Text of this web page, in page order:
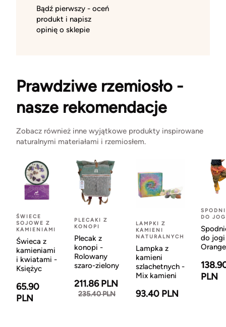
Bądź pierwszy - oceń
produkt i napisz
opinię o sklepie
Prawdziwe rzemiosło -
nasze rekomendacje
Zobacz również inne wyjątkowe produkty inspirowane
naturalnymi materiałami i rzemiosłem.
ŚWIECE
SOJOWE Z
KAMIENIAMI
Świeca z
kamieniami
i kwiatami -
Księżyc
65.90
PLN
PLECAKI Z
KONOPI
Plecak z
konopi -
Rolowany
szaro-zielony
211.86 PLN
235.40 PLN
LAMPKI Z
KAMIENI
NATURALNYCH
Lampka z
kamieni
szlachetnych -
Mix kamieni
93.40 PLN
DO
do
Orange
PLN